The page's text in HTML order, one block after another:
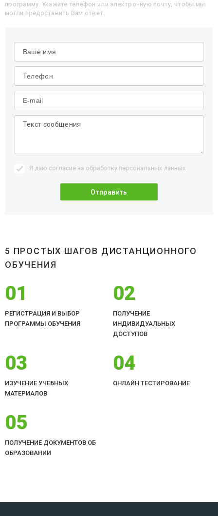
программу. Укажите телефон или электронную почту, чтобы мы
могли предоставить Вам ответ.
Я даю согласие на обработку персональных данных
5 ПРОСТЫХ ШАГОВ ДИСТАНЦИОННОГО
ОБУЧЕНИЯ
01
РЕГИСТРАЦИЯ И ВЫБОР
ПРОГРАММЫ ОБУЧЕНИЯ
02
ПОЛУЧЕНИЕ
ИНДИВИДУАЛЬНЫХ
ДОСТУПОВ
03
ИЗУЧЕНИЕ УЧЕБНЫХ
МАТЕРИАЛОВ
04
ОНЛАЙН ТЕСТИРОВАНИЕ
05
ПОЛУЧЕНИЕ ДОКУМЕНТОВ ОБ
ОБРАЗОВАНИИ